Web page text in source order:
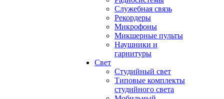
Служебная связь
Рекордеры
Микрофоны
Микшерные пульты
Наушники и
гарнитуры
Свет
Студийный свет
Типовые комплекты
студийного света